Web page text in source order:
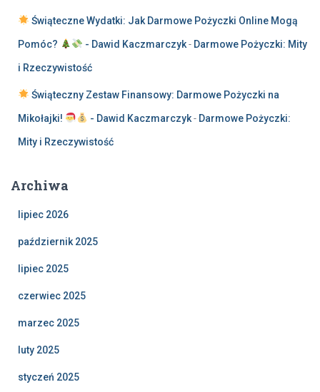
Świąteczne Wydatki: Jak Darmowe Pożyczki Online Mogą
Pomóc? - Dawid Kaczmarczyk- Darmowe Pożyczki: Mity
i Rzeczywistość
Świąteczny Zestaw Finansowy: Darmowe Pożyczki na
Mikołajki! - Dawid Kaczmarczyk- Darmowe Pożyczki:
Mity i Rzeczywistość
Archiwa
lipiec 2026
październik 2025
lipiec 2025
czerwiec 2025
marzec 2025
luty 2025
styczeń 2025